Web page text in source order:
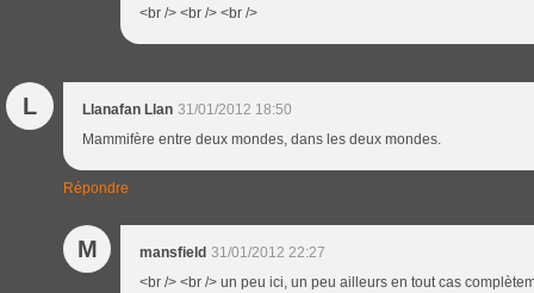
<br /> <br /> <br />
L Llanafan Llan 31/01/2012 18:50
Mammifère entre deux mondes, dans les deux mondes.
Répondre
M mansfield 31/01/2012 22:27
<br /> <br /> un peu ici, un peu ailleurs en tout cas